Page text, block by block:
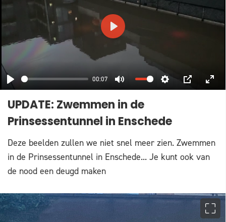
PLAY 00:07 MUTE
SETTINGS
PIP
PLAY
UPDATE: Zwemmen in de
Prinsessentunnel in Enschede
Deze beelden zullen we niet snel meer zien. Zwemmen
in de Prinsessentunnel in Enschede... Je kunt ook van
de nood een deugd maken